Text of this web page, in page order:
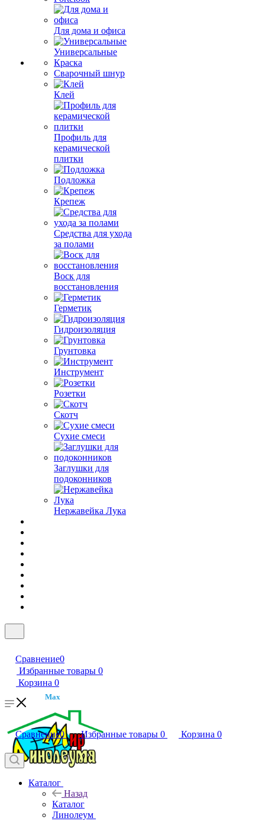
Для дома и офиса
Универсальные
Краска
Сварочный шнур
Клей
Профиль для
керамической
плитки
Подложка
Крепеж
Средства для ухода
за полами
Воск для
восстановления
Герметик
Гидроизоляция
Грунтовка
Инструмент
Розетки
Скотч
Сухие смеси
Заглушки для
подоконников
Нержавейка Лука
Сравнение0
Избранные товары 0
Корзина 0
Max
Сравнение0 Избранные товары 0 Корзина 0
Каталог
Назад
Каталог
Линолеум